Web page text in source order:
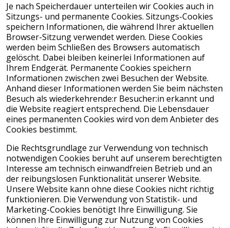
Je nach Speicherdauer unterteilen wir Cookies auch in
Sitzungs- und permanente Cookies. Sitzungs-Cookies
speichern Informationen, die während Ihrer aktuellen
Browser-Sitzung verwendet werden. Diese Cookies
werden beim Schließen des Browsers automatisch
gelöscht. Dabei bleiben keinerlei Informationen auf
Ihrem Endgerät. Permanente Cookies speichern
Informationen zwischen zwei Besuchen der Website.
Anhand dieser Informationen werden Sie beim nächsten
Besuch als wiederkehrende:r Besucher:in erkannt und
die Website reagiert entsprechend. Die Lebensdauer
eines permanenten Cookies wird von dem Anbieter des
Cookies bestimmt.
Die Rechtsgrundlage zur Verwendung von technisch
notwendigen Cookies beruht auf unserem berechtigten
Interesse am technisch einwandfreien Betrieb und an
der reibungslosen Funktionalität unserer Website.
Unsere Website kann ohne diese Cookies nicht richtig
funktionieren. Die Verwendung von Statistik- und
Marketing-Cookies benötigt Ihre Einwilligung. Sie
können Ihre Einwilligung zur Nutzung von Cookies